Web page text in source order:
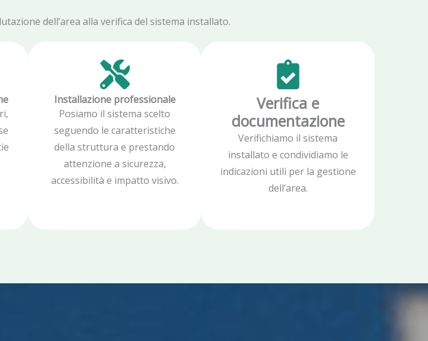
dell’area alla verifica del sistema installato.
Installazione professionale
Posiamo il sistema scelto
seguendo le caratteristiche
della struttura e prestando
attenzione a sicurezza,
accessibilità e impatto visivo.
Verifica e
documentazione
Verifichiamo il sistema
installato e condividiamo le
indicazioni utili per la gestione
dell’area.